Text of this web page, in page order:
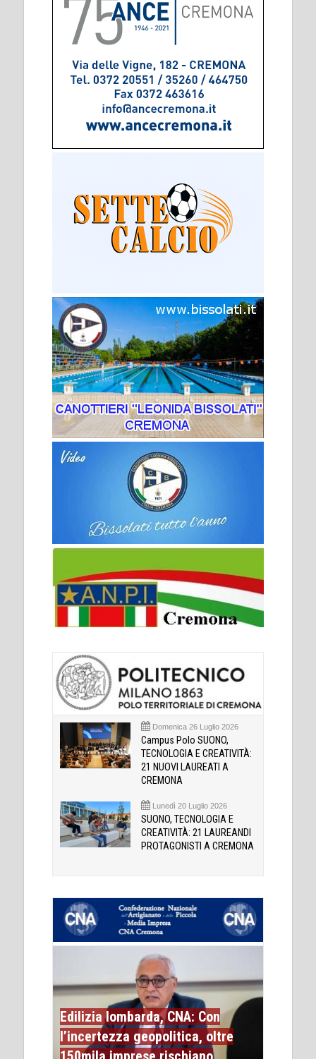
Domenica 26 Luglio 2026
Campus Polo SUONO,
TECNOLOGIA E CREATIVITÀ:
21 NUOVI LAUREATI A
CREMONA
Lunedì 20 Luglio 2026
SUONO, TECNOLOGIA E
CREATIVITÀ: 21 LAUREANDI
PROTAGONISTI A CREMONA
Edilizia lombarda, CNA: Con
l’incertezza geopolitica, oltre